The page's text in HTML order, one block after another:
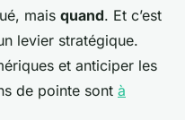
mais quand. Et c’est
levier stratégique.
et anticiper les
de pointe sont à